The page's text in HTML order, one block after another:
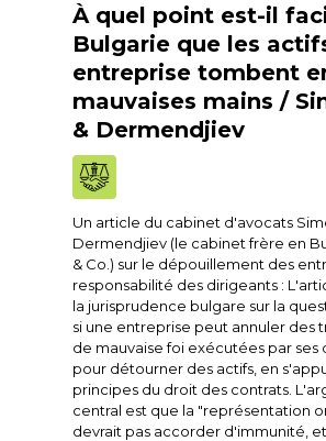
À quel point est-il
Bulgarie que les
entreprise tombent
mauvaises mains /
& Dermendjiev
Un article du cabinet d'avocats
Dermendjiev (le cabinet frère en
& Co.) sur le dépouillement des
responsabilité des dirigeants :
la jurisprudence bulgare sur la
si une entreprise peut annuler des
de mauvaise foi exécutées par ses
pour détourner des actifs, en
principes du droit des contrats.
central est que la "représentation
devrait pas accorder d'immunité,